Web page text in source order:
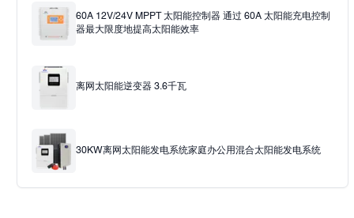
60A 12V/24V MPPT 太阳能控制器 通过 60A 太阳能充电控制
器最大限度地提高太阳能效率
离网太阳能逆变器 3.6千瓦
30KW离网太阳能发电系统家庭办公用混合太阳能发电系统